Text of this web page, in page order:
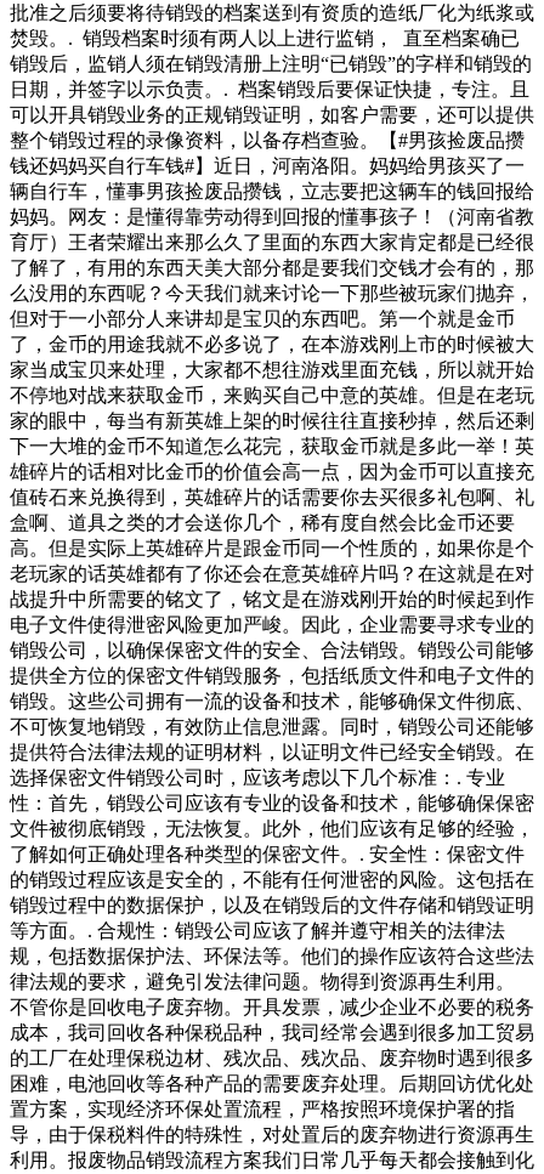
批准之后须要将待销毁的档案送到有资质的造纸厂化为纸浆或
焚毁。. 销毁档案时须有两人以上进行监销， 直至档案确已
销毁后，监销人须在销毁清册上注明“已销毁”的字样和销毁的
日期，并签字以示负责。. 档案销毁后要保证快捷，专注。且
可以开具销毁业务的正规销毁证明，如客户需要，还可以提供
整个销毁过程的录像资料，以备存档查验。【#男孩捡废品攒
钱还妈妈买自行车钱#】近日，河南洛阳。妈妈给男孩买了一
辆自行车，懂事男孩捡废品攒钱，立志要把这辆车的钱回报给
妈妈。网友：是懂得靠劳动得到回报的懂事孩子！（河南省教
育厅）王者荣耀出来那么久了里面的东西大家肯定都是已经很
了解了，有用的东西天美大部分都是要我们交钱才会有的，那
么没用的东西呢？今天我们就来讨论一下那些被玩家们抛弃，
但对于一小部分人来讲却是宝贝的东西吧。第一个就是金币
了，金币的用途我就不必多说了，在本游戏刚上市的时候被大
家当成宝贝来处理，大家都不想往游戏里面充钱，所以就开始
不停地对战来获取金币，来购买自己中意的英雄。但是在老玩
家的眼中，每当有新英雄上架的时候往往直接秒掉，然后还剩
下一大堆的金币不知道怎么花完，获取金币就是多此一举！英
雄碎片的话相对比金币的价值会高一点，因为金币可以直接充
值砖石来兑换得到，英雄碎片的话需要你去买很多礼包啊、礼
盒啊、道具之类的才会送你几个，稀有度自然会比金币还要
高。但是实际上英雄碎片是跟金币同一个性质的，如果你是个
老玩家的话英雄都有了你还会在意英雄碎片吗？在这就是在对
战提升中所需要的铭文了，铭文是在游戏刚开始的时候起到作
电子文件使得泄密风险更加严峻。因此，企业需要寻求专业的
销毁公司，以确保保密文件的安全、合法销毁。销毁公司能够
提供全方位的保密文件销毁服务，包括纸质文件和电子文件的
销毁。这些公司拥有一流的设备和技术，能够确保文件彻底、
不可恢复地销毁，有效防止信息泄露。同时，销毁公司还能够
提供符合法律法规的证明材料，以证明文件已经安全销毁。在
选择保密文件销毁公司时，应该考虑以下几个标准：. 专业
性：首先，销毁公司应该有专业的设备和技术，能够确保保密
文件被彻底销毁，无法恢复。此外，他们应该有足够的经验，
了解如何正确处理各种类型的保密文件。. 安全性：保密文件
的销毁过程应该是安全的，不能有任何泄密的风险。这包括在
销毁过程中的数据保护，以及在销毁后的文件存储和销毁证明
等方面。. 合规性：销毁公司应该了解并遵守相关的法律法
规，包括数据保护法、环保法等。他们的操作应该符合这些法
律法规的要求，避免引发法律问题。物得到资源再生利用。
不管你是回收电子废弃物。开具发票，减少企业不必要的税务
成本，我司回收各种保税品种，我司经常会遇到很多加工贸易
的工厂在处理保税边材、残次品、残次品、废弃物时遇到很多
困难，电池回收等各种产品的需要废弃处理。后期回访优化处
置方案，实现经济环保处置流程，严格按照环境保护署的指
导，由于保税料件的特殊性，对处置后的废弃物进行资源再生
利用。报废物品销毁流程方案我们日常几乎每天都会接触到化